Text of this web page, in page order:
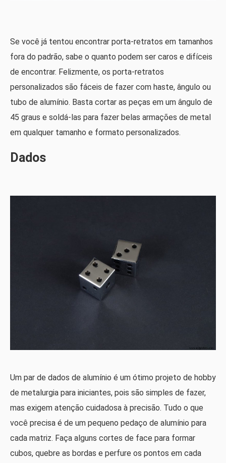
Se você já tentou encontrar porta-retratos em tamanhos
fora do padrão, sabe o quanto podem ser caros e difíceis
de encontrar. Felizmente, os porta-retratos
personalizados são fáceis de fazer com haste, ângulo ou
tubo de alumínio. Basta cortar as peças em um ângulo de
45 graus e soldá-las para fazer belas armações de metal
em qualquer tamanho e formato personalizados.
Dados
Um par de dados de alumínio é um ótimo projeto de hobby
de metalurgia para iniciantes, pois são simples de fazer,
mas exigem atenção cuidadosa à precisão. Tudo o que
você precisa é de um pequeno pedaço de alumínio para
cada matriz. Faça alguns cortes de face para formar
cubos, quebre as bordas e perfure os pontos em cada